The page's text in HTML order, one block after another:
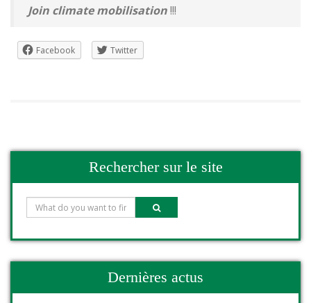
Join climate mobilisation!!!
Facebook Twitter
Rechercher sur le site
Dernières actus